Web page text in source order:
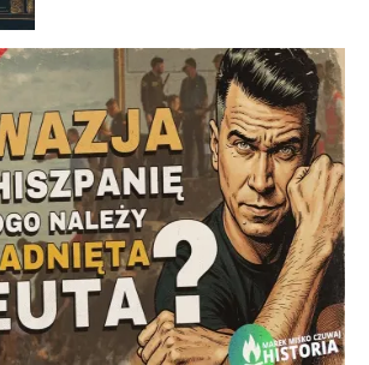
Bezobsługowe muzeum objawień w
Alpach
Rozważania o rodzinie przy zielonej
herbacie